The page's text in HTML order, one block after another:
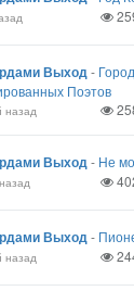
Выход- Город
Поэтов
назад
Выход- Не
Выход-
назад